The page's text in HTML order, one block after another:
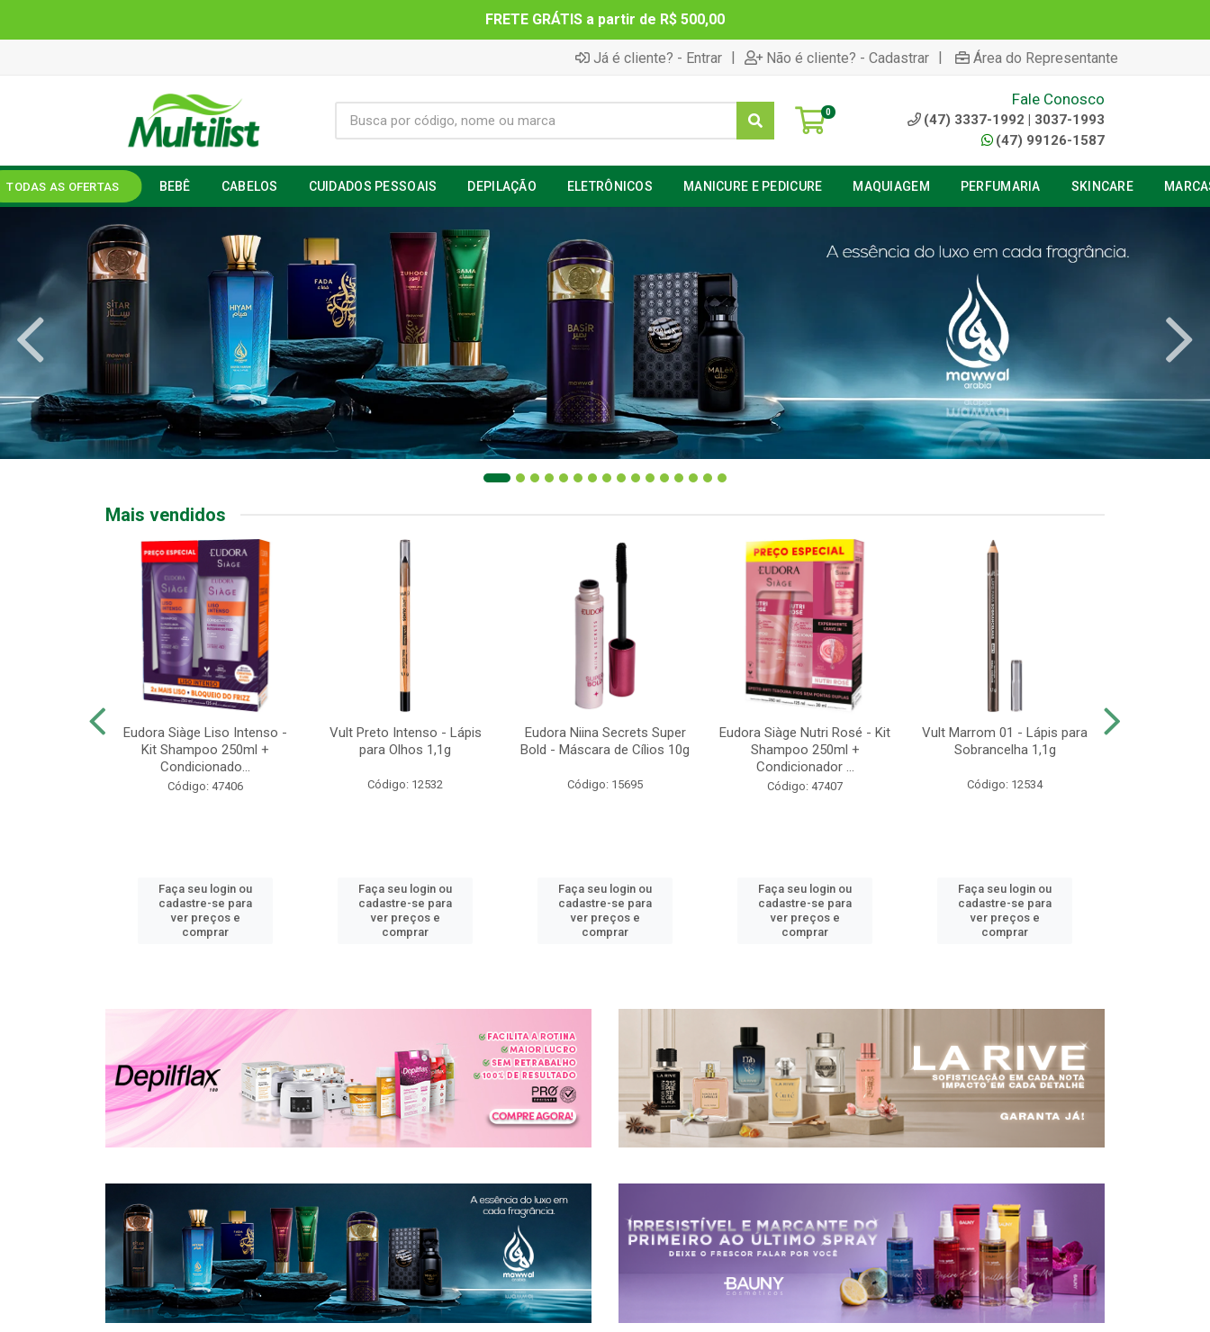
FRETE GRÁTIS a partir de R$ 500,00
Já é cliente? - Entrar | Não é cliente? - Cadastrar | Área do Representante
0
Fale Conosco
(47) 3337-1992 | 3037-1993
(47) 99126-1587
TODAS AS OFERTAS BEBÊ CABELOS CUIDADOS PESSOAIS DEPILAÇÃO ELETRÔNICOS MANICURE E PEDICURE MAQUIAGEM PERFUMARIA SKINCARE
Mais vendidos
Eudora Siàge Liso Intenso -
Kit Shampoo 250ml +
Condicionado...
Código: 47406
Faça seu login ou
cadastre-se para
ver preços e
comprar
Vult Preto Intenso - Lápis
para Olhos 1,1g
Código: 12532
Faça seu login ou
cadastre-se para
ver preços e
comprar
Eudora Niina Secrets Super
Bold - Máscara de Cílios 10g
Código: 15695
Faça seu login ou
cadastre-se para
ver preços e
comprar
Eudora Siàge Nutri Rosé - Kit
Shampoo 250ml +
Condicionador ...
Código: 47407
Faça seu login ou
cadastre-se para
ver preços e
comprar
Vult Marrom 01 - Lápis para
Sobrancelha 1,1g
Código: 12534
Faça seu login ou
cadastre-se para
ver preços e
comprar